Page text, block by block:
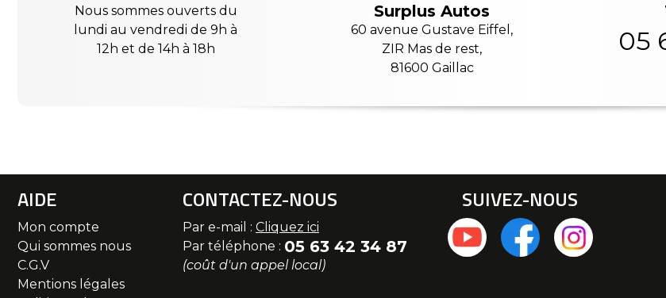
Nous sommes ouverts du
lundi au vendredi de 9h à
12h et de 14h à 18h
Surplus Autos
60 avenue Gustave Eiffel,
ZIR Mas de rest,
81600 Gaillac
05
AIDE
Mon compte
Qui sommes nous
C.G.V
Mentions légales
CONTACTEZ-NOUS
Par e-mail : Cliquez ici
Par téléphone : 05 63 42 34 87
(coût d'un appel local)
SUIVEZ-NOUS